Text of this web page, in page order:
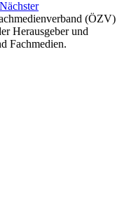
Nächster
(ÖZV)
Herausgeber und
Fachmedien.